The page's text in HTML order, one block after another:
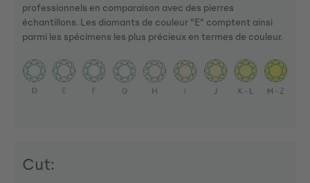
professionnels en comparaison avec des pierres
échantillons. Les diamants de couleur "E" comptent ainsi
parmi les spécimens les plus précieux en termes de couleur.
Cut: